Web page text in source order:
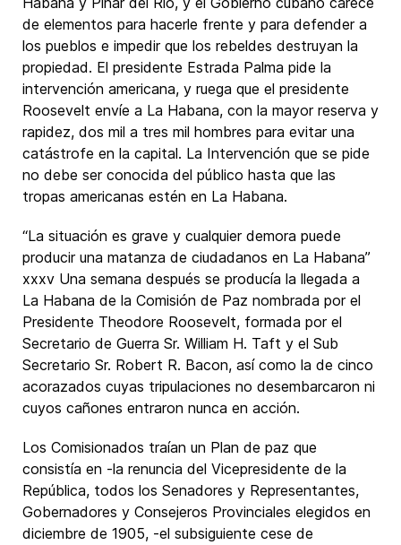
de elementos para hacerle frente y para defender a
los pueblos e impedir que los rebeldes destruyan la
propiedad. El presidente Estrada Palma pide la
intervención americana, y ruega que el presidente
Roosevelt envíe a La Habana, con la mayor reserva y
rapidez, dos mil a tres mil hombres para evitar una
catástrofe en la capital. La Intervención que se pide
no debe ser conocida del público hasta que las
tropas americanas estén en La Habana.
“La situación es grave y cualquier demora puede
producir una matanza de ciudadanos en La Habana”
xxxv Una semana después se producía la llegada a
La Habana de la Comisión de Paz nombrada por el
Presidente Theodore Roosevelt, formada por el
Secretario de Guerra Sr. William H. Taft y el Sub
Secretario Sr. Robert R. Bacon, así como la de cinco
acorazados cuyas tripulaciones no desembarcaron ni
cuyos cañones entraron nunca en acción.
Los Comisionados traían un Plan de paz que
consistía en -la renuncia del Vicepresidente de la
República, todos los Senadores y Representantes,
Gobernadores y Consejeros Provinciales elegidos en
diciembre de 1905, -el subsiguiente cese de